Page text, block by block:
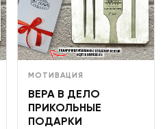
МОТИВАЦИЯ
ВЕРА В ДЕЛО
ПРИКОЛЬНЫЕ
ПОДАРКИ